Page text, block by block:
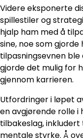
Videre eksponerte
spillestiler og
hjalp ham med å
sine, noe som gjorde
tilpasningsevnen ble
gjorde det mulig for
gjennom karrieren.
Utfordringer i løpet
en avgjørende rolle i
tilbakeslag,
mentale styrke. Å